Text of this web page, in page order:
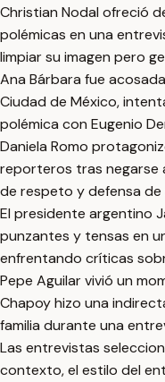
Christian Nodal ofreció
polémicas en una
limpiar su imagen pero
Ana Bárbara fue
Ciudad de México,
polémica con Eugenio
Daniela Romo
reporteros tras negarse
de respeto y defensa de
El presidente argentino
punzantes y tensas en
enfrentando críticas
Pepe Aguilar vivió un
Chapoy hizo una
familia durante una
Las entrevistas
contexto, el estilo del